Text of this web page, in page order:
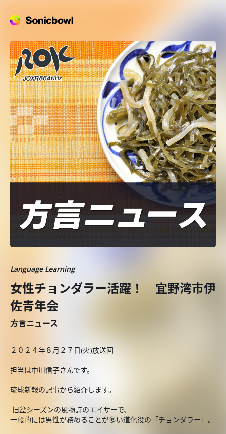
Language Learning
女性チョンダラー活躍！ 宜野湾市伊
佐青年会
方言ニュース
２０２４年８月２７日(火)放送回
担当は中川信子さんです。
琉球新報の記事から紹介します。
旧盆シーズンの風物詩のエイサーで、
一般的には男性が務めることが多い道化役の「チョンダラー」。